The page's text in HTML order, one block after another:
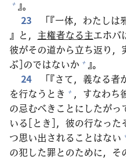
+ 』。
23
「『一体，わたしは
』と， 主権者なる主エホバ
彼がその道から立ち返り，
ぶ]のではないか + 』。
24
「『さて， 義なる者
を行なうとき + ，すなわち
の忌むべきことにしたがっ
いる[とき]， 彼の行なった
つ思い出されることはない
の犯した罪とのために，そ